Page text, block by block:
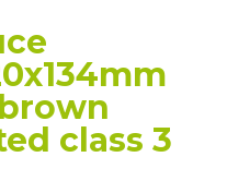
class 3